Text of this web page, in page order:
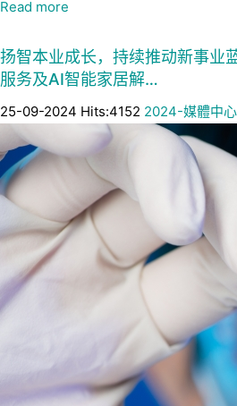
Read more
扬智本业成长，持续推动新事业
服务及AI智能家居解…
25-09-2024 Hits:4152 2024-媒體中心